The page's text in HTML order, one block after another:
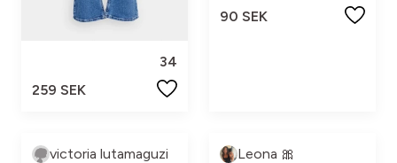
34
259 SEK
90 SEK
victoria lutamaguzi Leona 🎀